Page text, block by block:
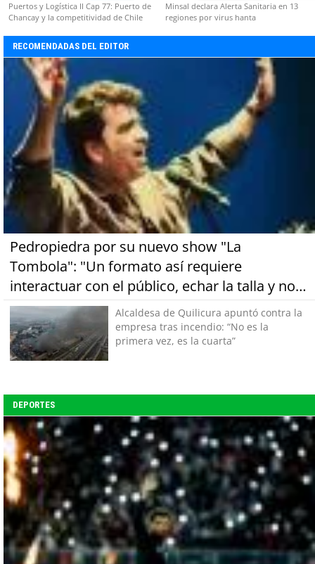
Puertos y Logística II Cap 77: Puerto de
Chancay y la competitividad de Chile
Minsal declara Alerta Sanitaria en 13
regiones por virus hanta
RECOMENDADAS DEL EDITOR
Pedropiedra por su nuevo show "La
Tombola": "Un formato así requiere
interactuar con el público, echar la talla y no
tener miedo a equivocarse"Alcaldesa de Quilicura apuntó contra la
empresa tras incendio: “No es la
primera vez, es la cuarta”
DEPORTES